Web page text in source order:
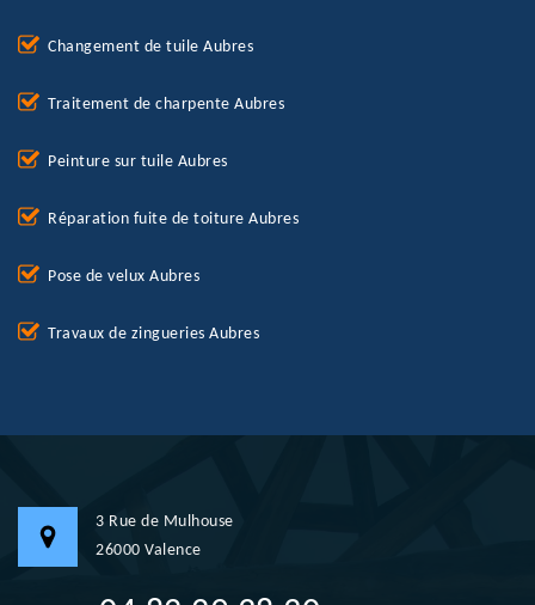
Changement de tuile Aubres
Traitement de charpente Aubres
Peinture sur tuile Aubres
Réparation fuite de toiture Aubres
Pose de velux Aubres
Travaux de zingueries Aubres
3 Rue de Mulhouse
26000 Valence